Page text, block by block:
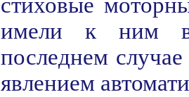
имели к ним
последнем
явлением